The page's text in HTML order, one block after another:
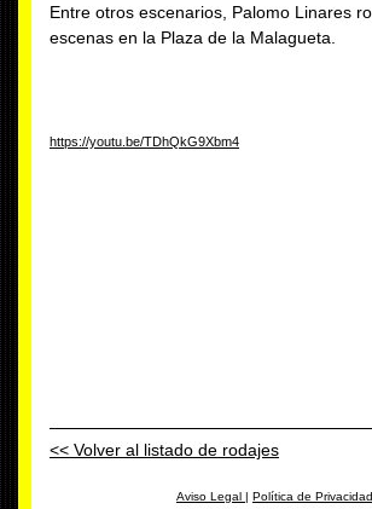
Entre otros escenarios, Palomo Linares
escenas en la Plaza de la Malagueta.
https://youtu.be/TDhQkG9Xbm4
<< Volver al listado de rodajes
Aviso Legal | Política de Privacidad